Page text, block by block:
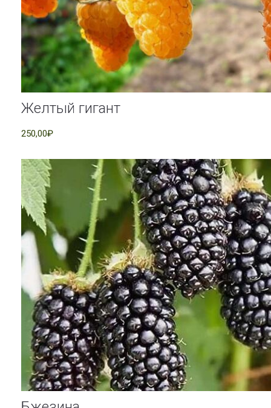
Желтый гигант
250,00₽